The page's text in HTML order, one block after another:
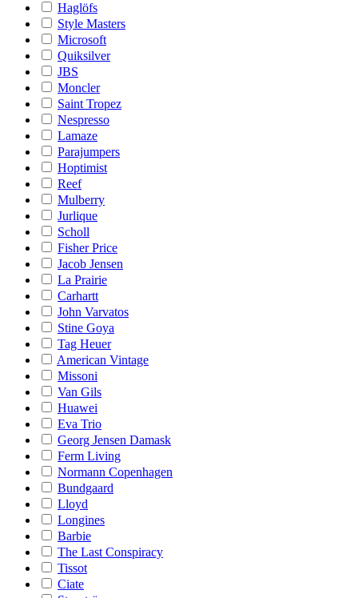
Haglöfs
Style Masters
Microsoft
Quiksilver
JBS
Moncler
Saint Tropez
Nespresso
Lamaze
Parajumpers
Hoptimist
Reef
Mulberry
Jurlique
Scholl
Fisher Price
Jacob Jensen
La Prairie
Carhartt
John Varvatos
Stine Goya
Tag Heuer
American Vintage
Missoni
Van Gils
Huawei
Eva Trio
Georg Jensen Damask
Ferm Living
Normann Copenhagen
Bundgaard
Lloyd
Longines
Barbie
The Last Conspiracy
Tissot
Ciate